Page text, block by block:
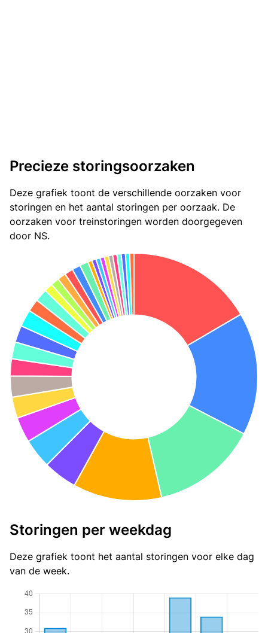
Precieze storingsoorzaken
Deze grafiek toont de verschillende oorzaken voor
storingen en het aantal storingen per oorzaak. De
oorzaken voor treinstoringen worden doorgegeven
door NS.
Storingen per weekdag
Deze grafiek toont het aantal storingen voor elke dag
van de week.